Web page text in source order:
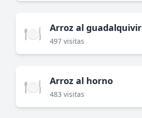
🍽️ Arroz al guadalquivir
497 visitas
🍽️ Arroz al horno
483 visitas